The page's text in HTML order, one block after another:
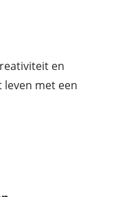
en
met een